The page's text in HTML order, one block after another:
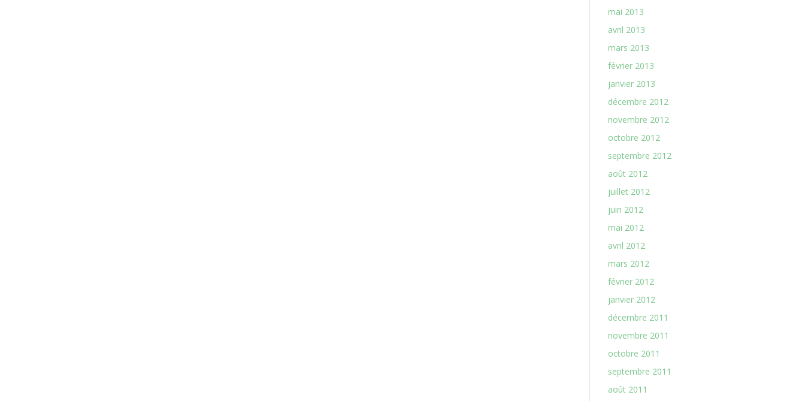
mai 2013
avril 2013
mars 2013
février 2013
janvier 2013
décembre 2012
novembre 2012
octobre 2012
septembre 2012
août 2012
juillet 2012
juin 2012
mai 2012
avril 2012
mars 2012
février 2012
janvier 2012
décembre 2011
novembre 2011
octobre 2011
septembre 2011
août 2011